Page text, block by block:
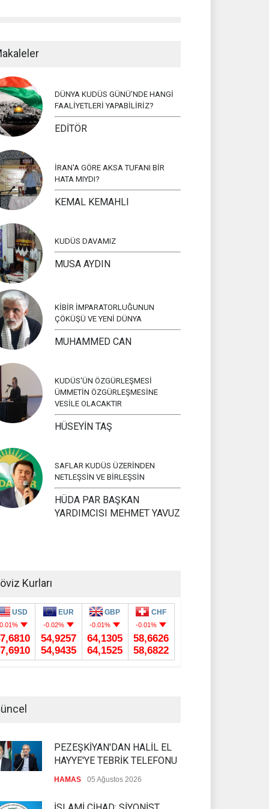
DÜNYA KUDÜS GÜNÜ’NDE HANGİ
FAALİYETLERİ YAPABİLİRİZ?
EDİTÖR
İRAN'A GÖRE AKSA TUFANI BİR
HATA MIYDI?
KEMAL KEMAHLI
KUDÜS DAVAMIZ
MUSA AYDIN
KİBİR İMPARATORLUĞUNUN
ÇÖKÜŞÜ VE YENİ DÜNYA
MUHAMMED CAN
KUDÜS'ÜN ÖZGÜRLEŞMESİ
ÜMMETİN ÖZGÜRLEŞMESİNE
VESİLE OLACAKTIR
HÜSEYİN TAŞ
SAFLAR KUDÜS ÜZERİNDEN
NETLEŞSİN VE BİRLEŞSİN
HÜDA PAR BAŞKAN
YARDIMCISI MEHMET YAVUZ
Kurları
PEZEŞKİYAN'DAN HALİL EL
HAYYE'YE TEBRİK TELEFONU
HAMAS 05 Ağustos 2026